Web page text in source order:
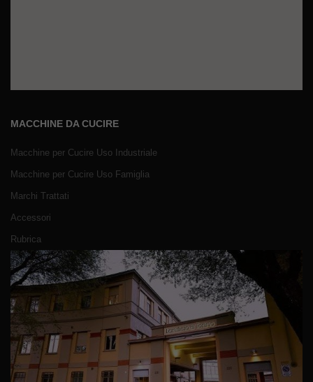
MACCHINE DA CUCIRE
Macchine per Cucire Uso Industriale
Macchine per Cucire Uso Famiglia
Marchi Trattati
Accessori
Rubrica